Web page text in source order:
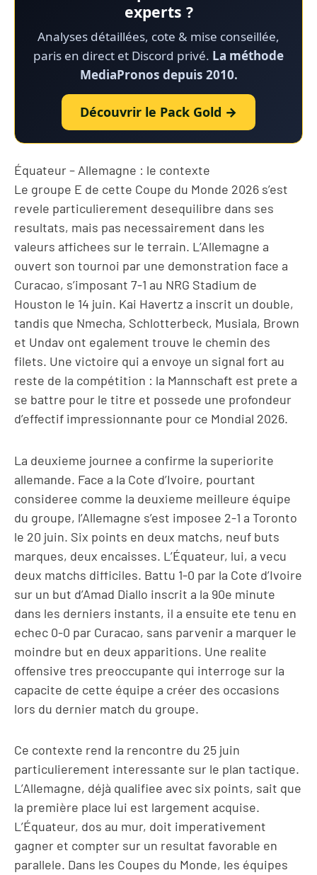
experts ?
Analyses détaillées, cote & mise conseillée,
paris en direct et Discord privé. La méthode
MediaPronos depuis 2010.
Découvrir le Pack Gold →
Équateur – Allemagne : le contexte
Le groupe E de cette Coupe du Monde 2026 s’est
revele particulierement desequilibre dans ses
resultats, mais pas necessairement dans les
valeurs affichees sur le terrain. L’Allemagne a
ouvert son tournoi par une demonstration face a
Curacao, s’imposant 7-1 au NRG Stadium de
Houston le 14 juin. Kai Havertz a inscrit un double,
tandis que Nmecha, Schlotterbeck, Musiala, Brown
et Undav ont egalement trouve le chemin des
filets. Une victoire qui a envoye un signal fort au
reste de la compétition : la Mannschaft est prete a
se battre pour le titre et possede une profondeur
d’effectif impressionnante pour ce Mondial 2026.
La deuxieme journee a confirme la superiorite
allemande. Face a la Cote d’Ivoire, pourtant
consideree comme la deuxieme meilleure équipe
du groupe, l’Allemagne s’est imposee 2-1 a Toronto
le 20 juin. Six points en deux matchs, neuf buts
marques, deux encaisses. L’Équateur, lui, a vecu
deux matchs difficiles. Battu 1-0 par la Cote d’Ivoire
sur un but d’Amad Diallo inscrit a la 90e minute
dans les derniers instants, il a ensuite ete tenu en
echec 0-0 par Curacao, sans parvenir a marquer le
moindre but en deux apparitions. Une realite
offensive tres preoccupante qui interroge sur la
capacite de cette équipe a créer des occasions
lors du dernier match du groupe.
Ce contexte rend la rencontre du 25 juin
particulierement interessante sur le plan tactique.
L’Allemagne, déjà qualifiee avec six points, sait que
la première place lui est largement acquise.
L’Équateur, dos au mur, doit imperativement
gagner et compter sur un resultat favorable en
parallele. Dans les Coupes du Monde, les équipes